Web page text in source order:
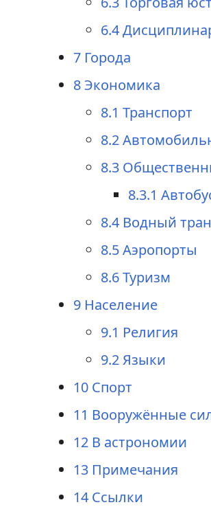
6.4
7 Города
8Экономика
8.1 Транспорт
8.2
8.3
8.3.1
8.4 Водный
8.5Аэропорты
8.6Туризм
9 Население
9.1 Религия
9.2Языки
10 Спорт
11 Вооружённые
12 В астрономии
13 Примечания
14 Ссылки